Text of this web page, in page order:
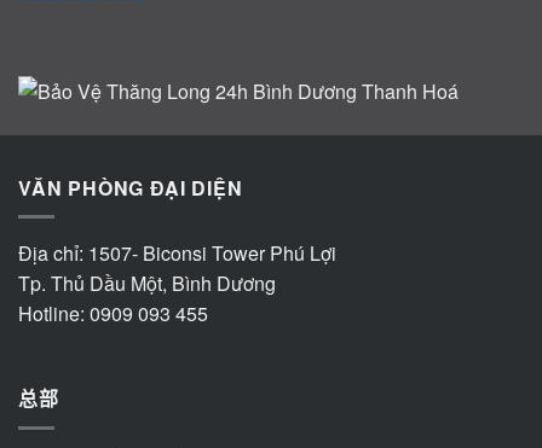
VĂN PHÒNG ĐẠI DIỆN
Địa chỉ: 1507- Biconsi Tower Phú Lợi
Tp. Thủ Dầu Một, Bình Dương
Hotline: 0909 093 455
总部